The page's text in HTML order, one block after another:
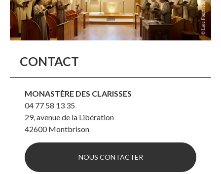
CONTACT
MONASTÈRE DES CLARISSES
04 77 58 13 35
29, avenue de la Libération
42600 Montbrison
NOUS CONTACTER